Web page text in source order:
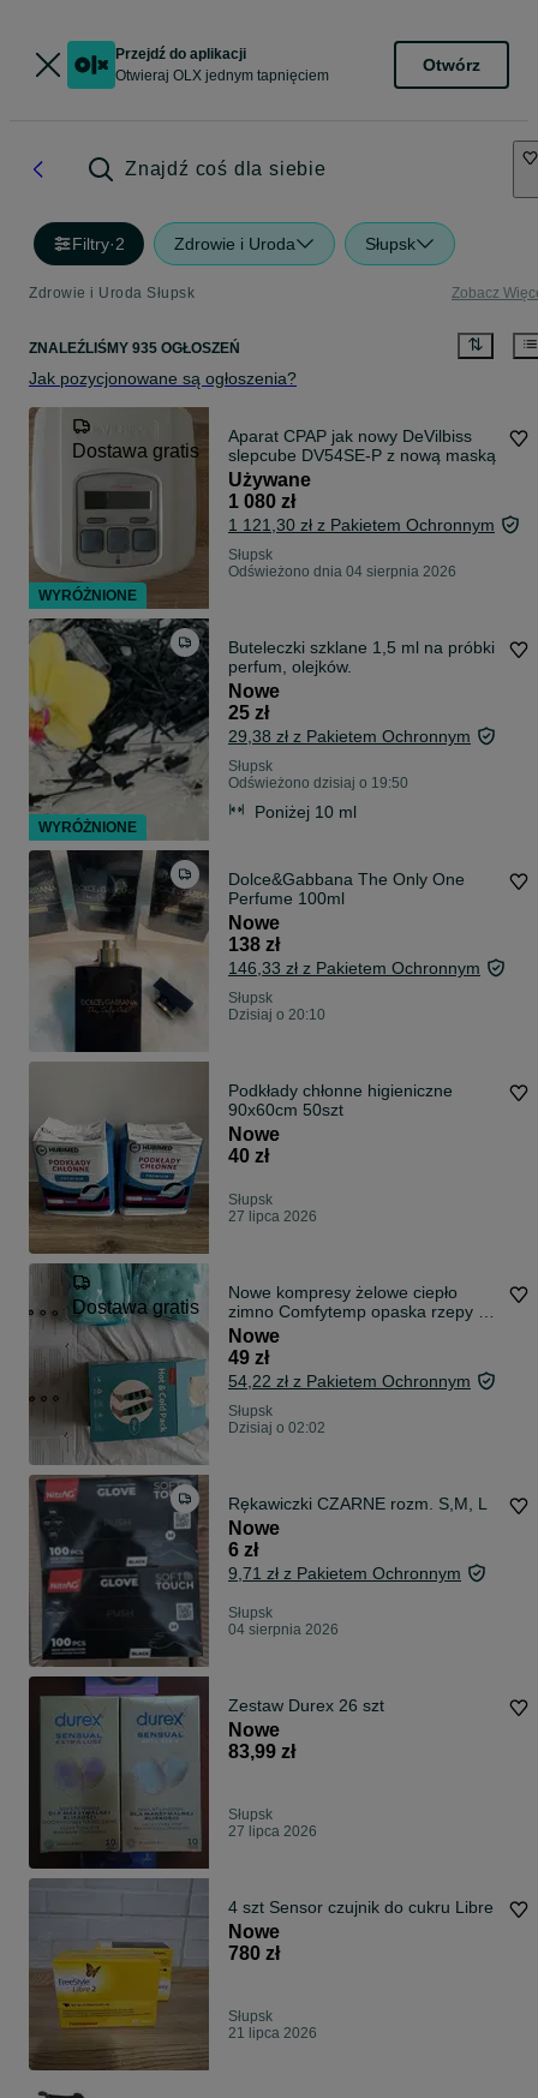
Przejdź do aplikacji
Otwieraj OLX jednym tapnięciem
Otwórz
Znajdź coś dla siebie
Filtry·2 Zdrowie i Uroda Słupsk
Zdrowie i Uroda Słupsk Zobacz
ZNALEŹLIŚMY 935 OGŁOSZEŃ
Jak pozycjonowane są ogłoszenia?
Dostawa gratis
Aparat CPAP jak nowy DeVilbiss
slepcube DV54SE-P z nową maską
Używane
1 080 zł
1 121,30 zł z Pakietem Ochronnym
Słupsk
Odświeżono dnia 04 sierpnia 2026
Buteleczki szklane 1,5 ml na próbki
perfum, olejków.
Nowe
25 zł
29,38 zł z Pakietem Ochronnym
Słupsk
Odświeżono dzisiaj o 19:50
Poniżej 10 ml
Dolce&Gabbana The Only One
Perfume 100ml
Nowe
138 zł
146,33 zł z Pakietem Ochronnym
Słupsk
Dzisiaj o 20:10
Podkłady chłonne higieniczne
90x60cm 50szt
Nowe
40 zł
Słupsk
27 lipca 2026
Dostawa gratis
Nowe kompresy żelowe ciepło
zimno Comfytemp opaska rzepy 2-
pak
Nowe
49 zł
54,22 zł z Pakietem Ochronnym
Słupsk
Dzisiaj o 02:02
Rękawiczki CZARNE rozm. S,M, L
Nowe
6 zł
9,71 zł z Pakietem Ochronnym
Słupsk
04 sierpnia 2026
Zestaw Durex 26 szt
Nowe
83,99 zł
Słupsk
27 lipca 2026
4 szt Sensor czujnik do cukru Libre
Nowe
780 zł
Słupsk
21 lipca 2026
WYRÓŻNIONE
WYRÓŻNIONE